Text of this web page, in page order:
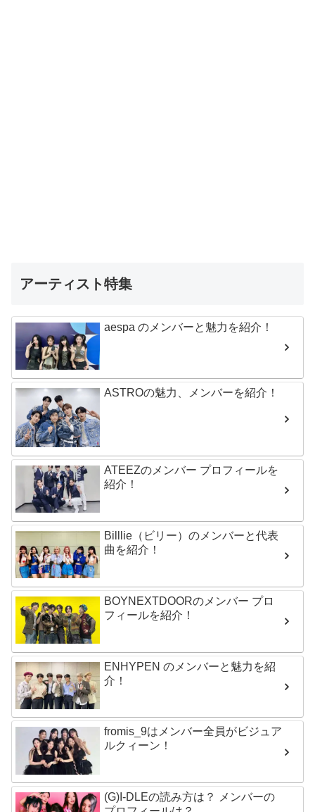
アーティスト特集
aespa のメンバーと魅力を紹介！
ASTROの魅力、メンバーを紹介！
ATEEZのメンバー プロフィールを
紹介！
Billlie（ビリー）のメンバーと代表
曲を紹介！
BOYNEXTDOORのメンバー プロ
フィールを紹介！
ENHYPEN のメンバーと魅力を紹
介！
fromis_9はメンバー全員がビジュア
ルクィーン！
(G)I-DLEの読み方は？ メンバーの